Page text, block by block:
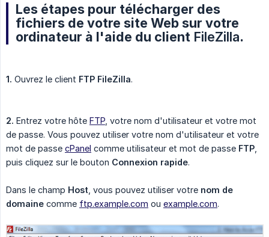
Les étapes pour télécharger des
fichiers de votre site Web sur votre
ordinateur à l'aide du client FileZilla.
1. Ouvrez le client FTP FileZilla.
2. Entrez votre hôte FTP , votre nom d'utilisateur et votre mot
de passe. Vous pouvez utiliser votre nom d'utilisateur et votre
mot de passe cPanel comme utilisateur et mot de passe FTP
puis cliquez sur le bouton Connexion rapide.
Dans le champ Host , vous pouvez utiliser votre nom de
domaine comme ftp.example.com ou example.com.